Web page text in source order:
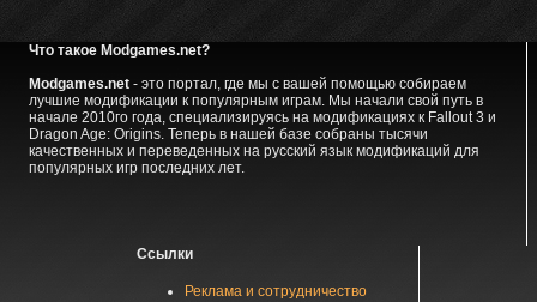
Что такое Modgames.net?
Modgames.net- это портал, где мы с вашей помощью собираем
лучшие модификации к популярным играм. Мы начали свой путь в
начале 2010го года, специализируясь на модификациях к Fallout 3 и
Dragon Age: Origins. Теперь в нашей базе собраны тысячи
качественных и переведенных на русский язык модификаций для
популярных игр последних лет.
Ссылки
Реклама и сотрудничество